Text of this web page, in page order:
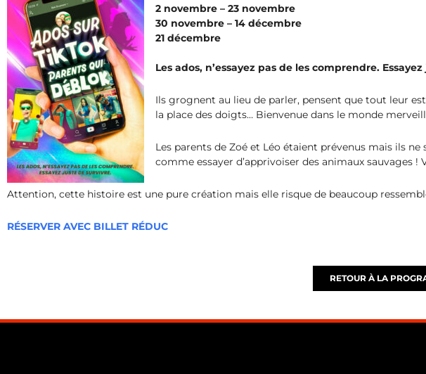
2 novembre – 23 novembre
30 novembre – 14 décembre
21 décembre
Les ados, n’essayez pas de les comprendre.
Ils grognent au lieu de parler, pensent que tout leur
la place des doigts… Bienvenue dans le monde
Les parents de Zoé et Léo étaient prévenus mais ils ne
comme essayer d’apprivoiser des animaux sauvages
Attention, cette histoire est une pure création mais elle risque de beaucoup
RÉSERVER AVEC BILLET RÉDUC
RETOUR À LA